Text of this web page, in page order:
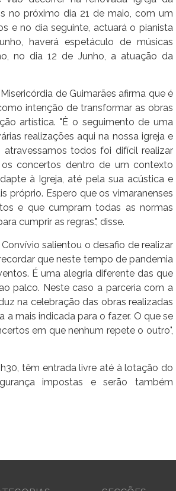
no próximo dia 21 de maio, com um
e no dia seguinte, actuará o pianista
haverá espetáculo de músicas
no dia 12 de Junho, a atuação da
de Guimarães afirma que é
intenção de transformar as obras
artística. "È o seguimento de uma
realizações aqui na nossa igreja e
todos foi difícil realizar
concertos dentro de um contexto
à Igreja, até pela sua acústica e
próprio. Espero que os vimaranenses
e que cumpram todas as normas
cumprir as regras.", disse.
salientou o desafio de realizar
que neste tempo de pandemia
É uma alegria diferente das que
palco. Neste caso a parceria com a
na celebração das obras realizadas
a mais indicada para o fazer. O que se
em que nenhum repete o outro",
têm entrada livre até à lotação do
impostas e serão também